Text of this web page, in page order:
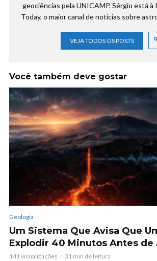
geociências pela UNICAMP. Sérgio está à
Today, o maior canal de notícias sobre
VEJA TODOS OS POSTS
Você também deve gostar
Geologia
Um Sistema Que Avisa Que
Explodir 40 Minutos Antes de
141 visualizações 31 min de leitura